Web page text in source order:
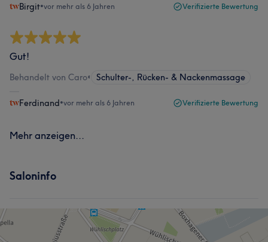
Birgit•vor mehr als 6 Jahren Verifizierte Bewertung
Gut!
Behandelt von Caro• Schulter-, Rücken- & Nackenmassage
Ferdinand•vor mehr als 6 Jahren Verifizierte Bewertung
Mehr anzeigen...
Saloninfo